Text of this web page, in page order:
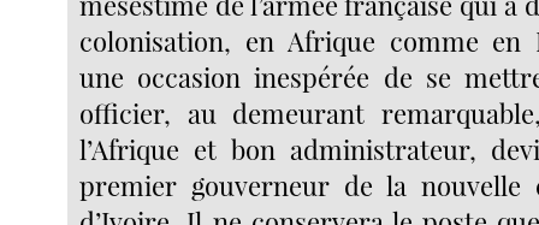
colonisation, en Afrique comme en
une occasion inespérée de se
officier, au demeurant
l’Afrique et bon administrateur,
premier gouverneur de la nouvelle